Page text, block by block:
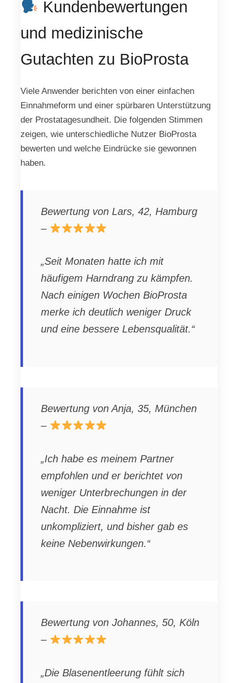
Kundenbewertungen
und medizinische
Gutachten zu BioProsta
Viele Anwender berichten von einer einfachen
Einnahmeform und einer spürbaren Unterstützung
der Prostatagesundheit. Die folgenden Stimmen
zeigen, wie unterschiedliche Nutzer BioProsta
bewerten und welche Eindrücke sie gewonnen
haben.
Bewertung von Lars, 42, Hamburg
–
„Seit Monaten hatte ich mit
häufigem Harndrang zu kämpfen.
Nach einigen Wochen BioProsta
merke ich deutlich weniger Druck
und eine bessere Lebensqualität.“
Bewertung von Anja, 35, München
–
„Ich habe es meinem Partner
empfohlen und er berichtet von
weniger Unterbrechungen in der
Nacht. Die Einnahme ist
unkompliziert, und bisher gab es
keine Nebenwirkungen.“
Bewertung von Johannes, 50, Köln
–
„Die Blasenentleerung fühlt sich